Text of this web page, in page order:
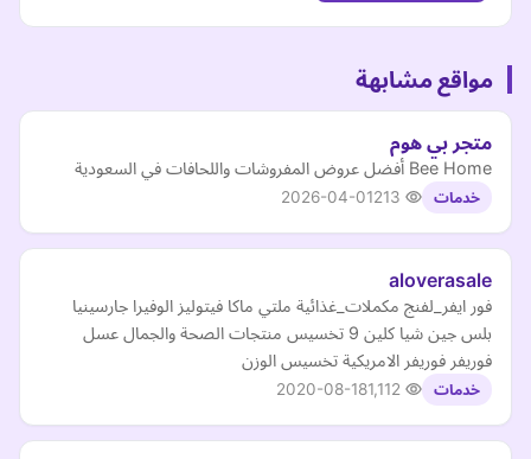
مواقع مشابهة
متجر بي هوم
Bee Home أفضل عروض المفروشات واللحافات في السعودية
خدمات 2026-04-01
aloverasale
فور ايفر_لفنج مكملات_غذائية ملتي ماكا فيتوليز الوفيرا جارسينيا
بلس جين شيا كلين 9 تخسيس منتجات الصحة والجمال عسل
فوريفر فوريفر الامريكية تخسيس الوزن
خدمات 2020-08-18